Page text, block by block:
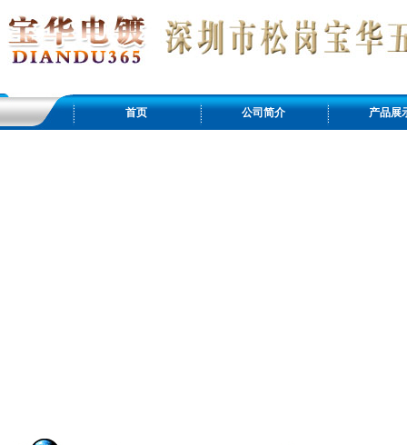
首页 公司简介 产品展